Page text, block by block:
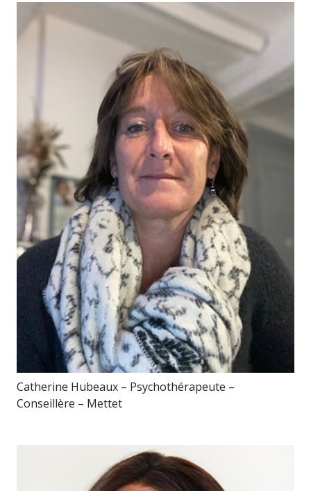
Catherine Hubeaux – Psychothérapeute –
Conseillère – Mettet